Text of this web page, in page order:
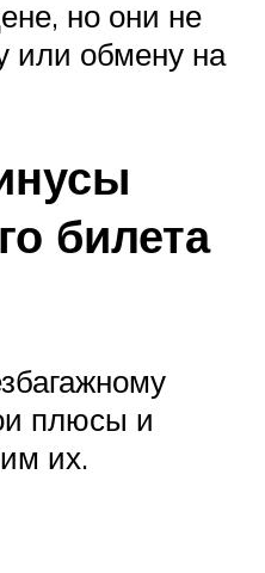
но они не
или обмену на
билета
плюсы и
их.